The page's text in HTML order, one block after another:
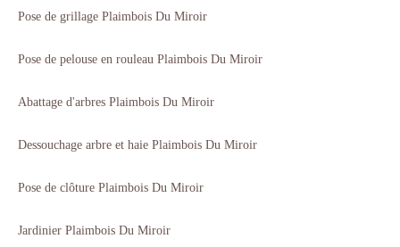
Pose de grillage Plaimbois Du Miroir
Pose de pelouse en rouleau Plaimbois Du Miroir
Abattage d'arbres Plaimbois Du Miroir
Dessouchage arbre et haie Plaimbois Du Miroir
Pose de clôture Plaimbois Du Miroir
Jardinier Plaimbois Du Miroir